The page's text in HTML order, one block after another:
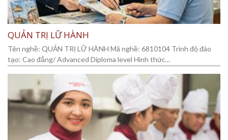
QUẢN TRỊ LỮ HÀNH
Tên nghề: QUẢN TRỊ LỮ HÀNH Mã nghề: 6810104 Trình độ đào
tạo: Cao đẳng/ Advanced Diploma level Hình thức...